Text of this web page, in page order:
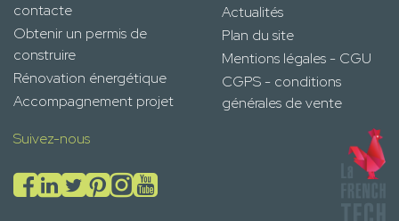
contacte
Obtenir un permis de
construire
Rénovation énergétique
Accompagnement projet
Actualités
Plan du site
Mentions légales - CGU
CGPS - conditions
générales de vente
Suivez-nous